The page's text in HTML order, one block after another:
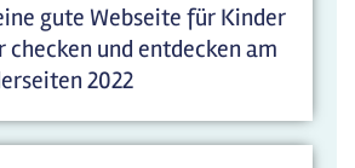
gute Webseite für Kinder
checken und entdecken am
2022